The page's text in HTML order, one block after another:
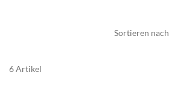
6Artikel
Sortieren nach